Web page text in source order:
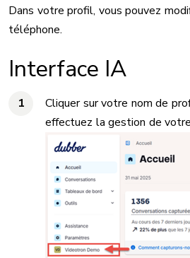
Dans votre profil, vous pouvez
téléphone.
Interface IA
Cliquer sur votre nom de
effectuez la gestion de